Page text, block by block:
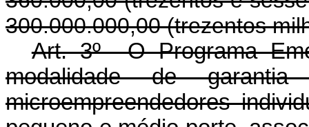
300.000.000,00 (trezentos
Art. 3º O Programa
modalidade de
microempreendedores